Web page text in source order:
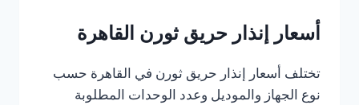
أسعار إنذار حريق ثورن القاهرة
تختلف أسعار إنذار حريق ثورن في القاهرة حسب
نوع الجهاز والموديل وعدد الوحدات المطلوبة